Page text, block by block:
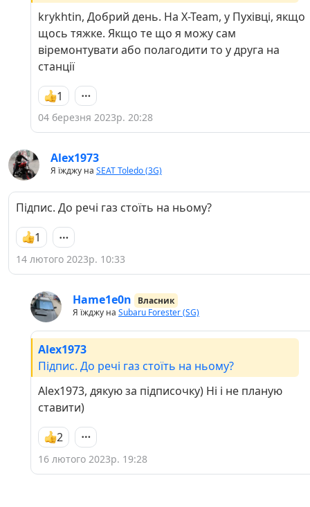
krykhtin, Добрий день. На X-Team, у Пухівці, якщо
щось тяжке. Якщо те що я можу сам
віремонтувати або полагодити то у друга на
станції
1
04 березня 2023р. 20:28
Alex1973
Я їжджу на SEAT Toledo (3G)
Підпис. До речі газ стоїть на ньому?
1
14 лютого 2023р. 10:33
Hame1e0n
Власник
Я їжджу на Subaru Forester (SG)
Alex1973
Підпис. До речі газ стоїть на ньому?
Alex1973, дякую за підписочку) Ні і не планую
ставити)
2
16 лютого 2023р. 19:28